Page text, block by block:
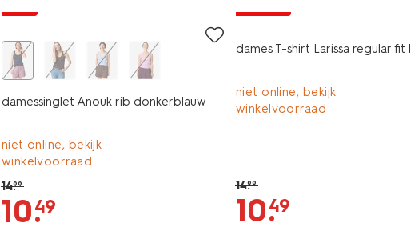
damessinglet Anouk rib donkerblauw
niet online, bekijk
winkelvoorraad
14.99
10.
49
dames T-shirt Larissa regular fit
niet online, bekijk
winkelvoorraad
14.99
10.
49